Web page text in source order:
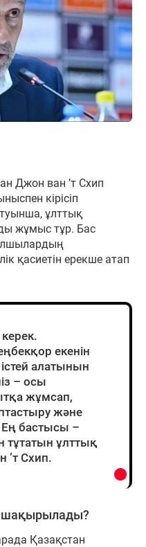
Джон ван ’т Схип
кірісіп
ұлттық
жұмыс тұр. Бас
қасиетін ерекше атап
екенін
алатынын
– осы
жұмсап,
және
Ең бастысы –
тұтатын ұлттық
’т Схип.
шақырылады?
Қазақстан